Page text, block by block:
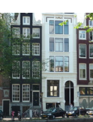
gerestaureerd